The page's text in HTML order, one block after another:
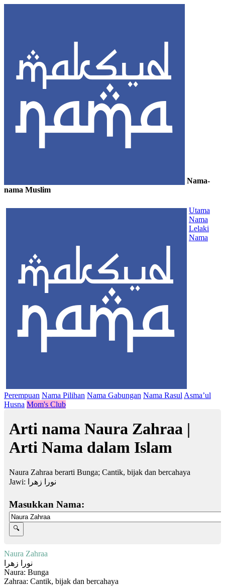
Nama-
nama Muslim
Utama
Nama
Lelaki
Nama
Perempuan Nama Pilihan Nama Gabungan Nama Rasul Asma’ul
Husna Mom's Club
Arti nama Naura Zahraa |
Arti Nama dalam Islam
Naura Zahraa berarti Bunga; Cantik, bijak dan bercahaya
Jawi:
نورا زهرا
Masukkan Nama:
Naura Zahraa
نورا زهرا
Naura: Bunga
Zahraa: Cantik, bijak dan bercahaya